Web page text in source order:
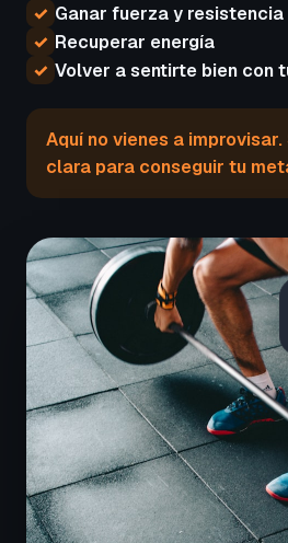
✓ Ganar fuerza y resistencia
✓ Recuperar energía
✓ Volver a sentirte bien con
Aquí no vienes a
clara para conseguir tu